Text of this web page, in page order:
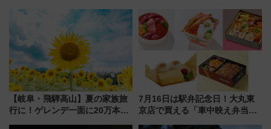
で水素利活用が加速
デコレーションも徹底解説
【岐阜・飛騨高山】夏の家族旅
行に！ゲレンデ一面に20万本の
7月16日は駅弁記念日！大丸東
京店で買える「車中映え弁当」